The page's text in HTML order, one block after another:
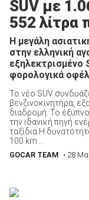
SUV με
552 λίτρα
Η μεγάλη
στην ελληνική
εξηλεκτρισμένο
φορολογικά
Το νέο SUV
βενζινοκινητήρα,
διαδρομή. Το
την ιδανική πηγή
ταξίδια.Η
100 km ...
GOCAR TEAM • 28